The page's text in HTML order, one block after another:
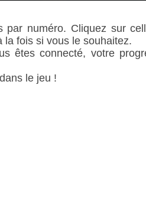
par numéro. Cliquez sur
la fois si vous le souhaitez.
êtes connecté, votre
le jeu !